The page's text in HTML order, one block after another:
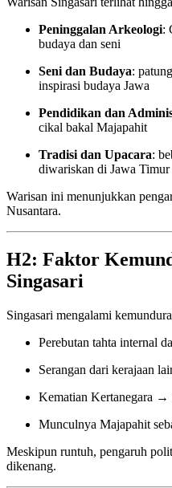
Peninggalan Arkeologi:
budaya dan seni
Seni dan Budaya:
inspirasi budaya Jawa
Pendidikan dan
cikal bakal Majapahit
Tradisi dan Upacara:
diwariskan di Jawa Timur
Warisan ini menunjukkan
Nusantara.
H2: Faktor
Singasari
Singasari mengalami
Perebutan tahta internal
Serangan dari kerajaan
Kematian Kertanegara
Munculnya Majapahit
Meskipun runtuh, pengaruh
dikenang.